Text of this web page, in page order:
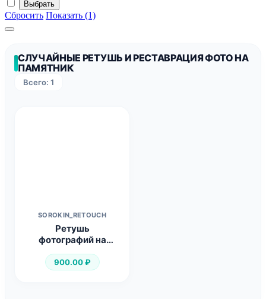
Выбрать
Сбросить Показать (1)
СЛУЧАЙНЫЕ РЕТУШЬ И РЕСТАВРАЦИЯ ФОТО НА
ПАМЯТНИК
Всего: 1
SOROKIN_RETOUCH
Ретушь
фотографий на
памятник
900.00₽